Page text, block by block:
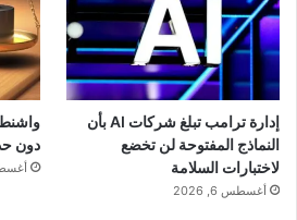
إدارة ترامب تبلغ شركات AI بأن
النماذج المفتوحة لن تخضع
لاختبارات السلامة
أغسطس 6, 2026
دون
أغسطس